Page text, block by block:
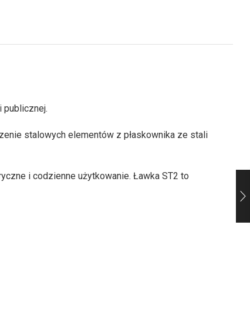
publicznej.
stalowych elementów z płaskownika ze stali
i codzienne użytkowanie. Ławka ST2 to